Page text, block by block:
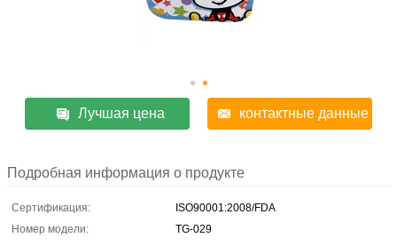
Лучшая цена контактные данные
Подробная информация о продукте
Сертификация:
ISO90001:2008/FDA
Номер модели:
TG-029